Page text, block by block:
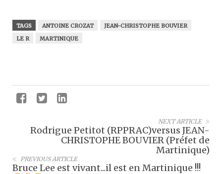
TAGS ANTOINE CROZAT
JEAN-CHRISTOPHE BOUVIER
LE R
MARTINIQUE
NEXT ARTICLE
Rodrigue Petitot (RPPRAC)versus JEAN-
CHRISTOPHE BOUVIER (Préfet de
Martinique)
PREVIOUS ARTICLE
Bruce Lee est vivant...il est en Martinique !!!